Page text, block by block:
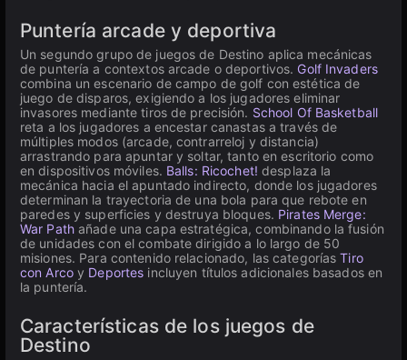
Puntería arcade y deportiva
Un segundo grupo de juegos de Destino aplica mecánicas
de puntería a contextos arcade o deportivos. Golf Invaders
combina un escenario de campo de golf con estética de
juego de disparos, exigiendo a los jugadores eliminar
invasores mediante tiros de precisión. School Of Basketball
reta a los jugadores a encestar canastas a través de
múltiples modos (arcade, contrarreloj y distancia)
arrastrando para apuntar y soltar, tanto en escritorio como
en dispositivos móviles. Balls: Ricochet! desplaza la
mecánica hacia el apuntado indirecto, donde los jugadores
determinan la trayectoria de una bola para que rebote en
paredes y superficies y destruya bloques. Pirates Merge:
War Pathañade una capa estratégica, combinando la fusión
de unidades con el combate dirigido a lo largo de 50
misiones. Para contenido relacionado, las categoríasTiro
con Arcoy Deportes incluyen títulos adicionales basados en
la puntería.
Características de los juegos de
Destino